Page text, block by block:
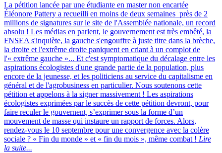
La pétition lancée par une étudiante en master non encartée
Éléonore Pattery a recueilli en moins de deux semaines près de 2
millions de signatures sur le site de l'Assemblée nationale, un record
absolu ! Les médias en parlent, le gouvernement est très embêté, la
FNSEA s'inquiète, la gauche s'engouffre à juste titre dans la brèche,
la droite et l'extrême droite paniquent en criant à un complot de
l'« extrême gauche »... Et c'est symptomatique du décalage entre les
aspirations écologistes d'une grande partie de la population, plus
encore de la jeunesse, et les politiciens au service du capitalisme en
général et de l'agrobusiness en particulier. Nous soutenons cette
pétition et appelons à la signer massivement ! Les aspirations
écologistes exprimées par le succès de cette pétition devront, pour
faire reculer le gouvernent, s’exprimer sous la forme d’un
mouvement de masse qui instaure un rapport de forces. Alors,
rendez-vous le 10 septembre pour une convergence avec la colère
sociale ? « Fin du monde » et « fin du mois », même combat ! Lire
la suite...